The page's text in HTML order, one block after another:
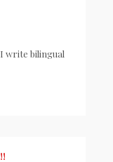
write bilingual